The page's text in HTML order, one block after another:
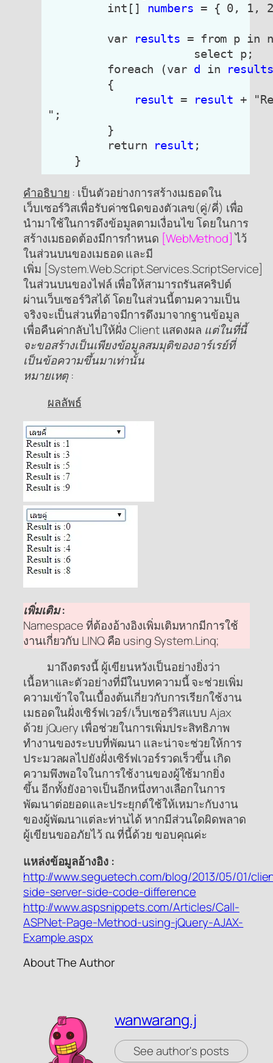
         int[]
numbers = { 0, 1,
         var
results = from p in
                      select p;
         foreach (var
d in
results
         {
result = result +
";
         }
         return
result ;
คำอธิบาย : เป็นตัวอย่างการสร้างเมธอดใน
เว็บเซอร์วิสเพื่อรับค่าชนิดของตัวเลข(คู่/คี่) เพื่อ
นำมาใช้ในการดึงข้อมูลตามเงื่อนไข โดยในการ
สร้างเมธอดต้องมีการกำหนด [WebMethod]ไว้
ในส่วนบนของเมธอด และมี
เพิ่ม [System.Web.Script.Services.ScriptService]
ในส่วนบนของไฟล์ เพื่อให้สามารถรันสคริปต์
ผ่านเว็บเซอร์วิสได้ โดยในส่วนนี้ตามความเป็น
จริงจะเป็นส่วนที่อาจมีการดึงมาจากฐานข้อมูล
เพื่อคืนค่ากลับไปให้ฝั่ง Client แสดงผล แต่ในที่นี้
จะขอสร้างเป็นเพียงข้อมูลสมมุติของอาร์เรย์ที่
เป็นข้อความขึ้นมาเท่านั้น
หมายเหตุ :
ผลลัพธ์
เพิ่มเติม :
Namespace ที่ต้องอ้างอิงเพิ่มเติมหากมีการใช้
งานเกี่ยวกับ LINQ คือ using System.Linq;
มาถึงตรงนี้ ผู้เขียนหวังเป็นอย่างยิ่งว่า
เนื้อหาและตัวอย่างที่มีในบทความนี้ จะช่วยเพิ่ม
ความเข้าใจในเบื้องต้นเกี่ยวกับการเรียกใช้งาน
เมธอดในฝั่งเซิร์ฟเวอร์/เว็บเซอร์วิสแบบ Ajax
ด้วย jQuery เพื่อช่วยในการเพิ่มประสิทธิภาพ
ทำงานของระบบที่พัฒนา และน่าจะช่วยให้การ
ประมวลผลไปยังฝั่งเซิร์ฟเวอร์รวดเร็วขึ้น เกิด
ความพึงพอใจในการใช้งานของผู้ใช้มากยิ่ง
ขึ้น อีกทั้งยังอาจเป็นอีกหนึ่งทางเลือกในการ
พัฒนาต่อยอดและประยุกต์ใช้ให้เหมาะกับงาน
ของผู้พัฒนาแต่ละท่านได้ หากมีส่วนใดผิดพลาด
ผู้เขียนขออภัยไว้ ณ ที่นี้ด้วย ขอบคุณค่ะ
แหล่งข้อมูลอ้างอิง :
http://www.seguetech.com/blog/2013/05/01/
side-server-side-code-difference
http://www.aspsnippets.com/Articles/Call-
ASPNet-Page-Method-using-jQuery-AJAX-
Example.aspx
About The Author
wanwarang.j
See author's posts